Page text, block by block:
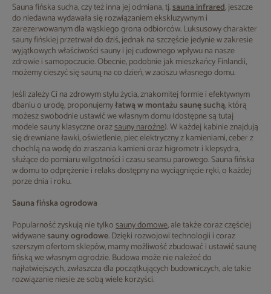
Sauna fińska sucha, czy też inna jej odmiana, tj.sauna infrared, jeszcze
do niedawna wydawała się rozwiązaniem ekskluzywnym i
zarezerwowanym dla wąskiego grona odbiorców. Luksusowy charakter
sauny fińskiej przetrwał do dziś, jednak na szczęście jedynie w zakresie
wyjątkowych właściwości sauny i jej cudownego wpływu na nasze
zdrowie i samopoczucie. Obecnie, podobnie jak mieszkańcy Finlandii,
możemy cieszyć się sauną na co dzień, w zaciszu własnego domu.
Jeśli zależy Ci na zdrowym stylu życia, znakomitej formie i efektywnym
dbaniu o urodę, proponujemyłatwą w montażu saunę suchą, którą
możesz swobodnie ustawić we własnym domu (dostępne są tutaj
modele sauny klasyczne orazsauny narożne). W każdej kabinie znajdują
się drewniane ławki, oświetlenie, piec elektryczny z kamieniami, ceber z
chochlą na wodę do zraszania kamieni oraz higrometr i klepsydra,
służące do pomiaru wilgotności i czasu seansu parowego. Sauna fińska
w domu to odprężenie i relaks dostępny na wyciągnięcie ręki, o każdej
porze dnia i roku.
Sauna fińska ogrodowa
Popularność zyskują nie tylkosauny domowe, ale także coraz częściej
widywanesauny ogrodowe. Dzięki rozwojowi technologii i coraz
szerszym ofertom sklepów, mamy możliwość zbudować i ustawić saunę
fińską we własnym ogrodzie. Budowa może nie należeć do
najłatwiejszych, zwłaszcza dla początkujących budowniczych, ale takie
rozwiązanie niesie ze sobą wiele korzyści.